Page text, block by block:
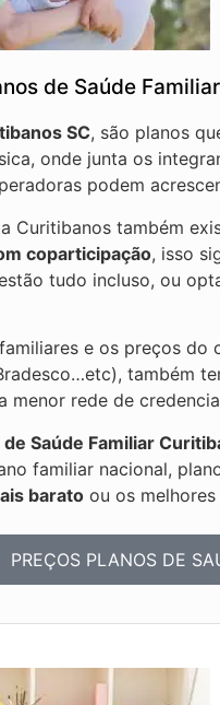
de Saúde
SC, são planos
onde junta os
podem
Curitibanos também
coparticipação, isso
tudo incluso, ou
e os preços
também
menor rede de
Saúde Familiar
familiar nacional,
barato ou os
PREÇOS PLANOS DE